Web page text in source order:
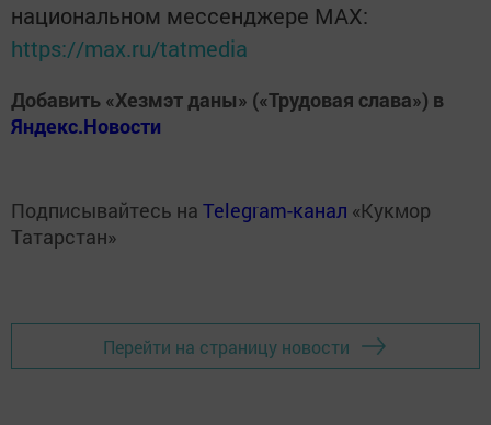
национальном мессенджере MАХ:
https://max.ru/tatmedia
Добавить «Хезмэт даны» («Трудовая слава») в
Яндекс.Новости
Подписывайтесь на Telegram-канал «Кукмор
Татарстан»
Перейти на страницу новости